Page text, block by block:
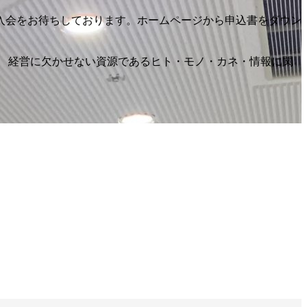
をお待ちしております。ホームページから申込書をダウン
営に欠かせない資源であるヒト・モノ・カネ・情報に関